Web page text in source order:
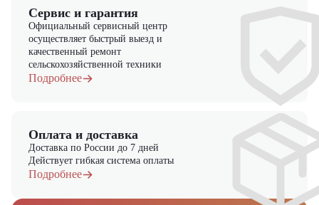
Сервис и гарантия
Официальный сервисный центр
осуществляет быстрый выезд и
качественный ремонт
сельскохозяйственной техники
Подробнее
Оплата и доставка
Доставка по России до 7 дней
Действует гибкая система оплаты
Подробнее